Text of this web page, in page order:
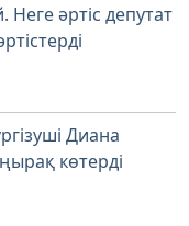
Неге әртіс депутат
Диана
көтерді